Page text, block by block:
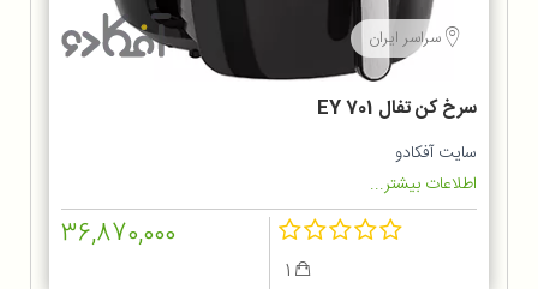
سراسر ایران
سرخ كن تفال EY 701
سایت آفکادو
اطلاعات بیشتر...
36,870,000